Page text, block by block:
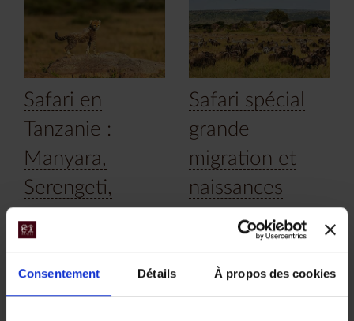
Consentement Détails À propos des cookies
Safari en
Tanzanie :
Manyara,
Serengeti,
Ngorongoro,
Tarangire
Découvrez la faune dans
toute sa splendeur : une
Safari spécial
grande
migration et
naissances
Plongez au coeur de la
Grande Migration et
découvrez toute la
richesse des parcs